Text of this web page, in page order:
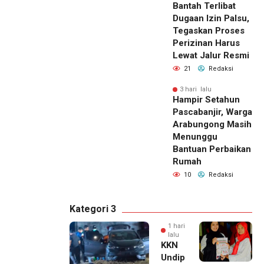
Bantah Terlibat
Dugaan Izin Palsu,
Tegaskan Proses
Perizinan Harus
Lewat Jalur Resmi
21 Redaksi
3 hari lalu
Hampir Setahun
Pascabanjir, Warga
Arabungong Masih
Menunggu
Bantuan Perbaikan
Rumah
10 Redaksi
Kategori 3
1 hari
lalu
KKN
Undip